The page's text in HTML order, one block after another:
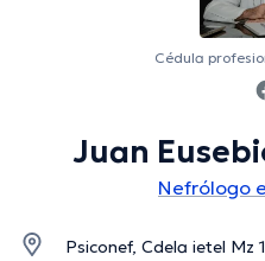
Cédula
Juan
Nefrólogo
Psiconef, Cdela ietel Mz